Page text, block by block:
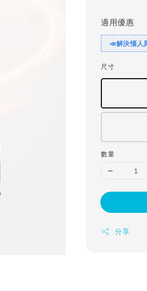
適用優惠
📣解決惱人
尺寸
數量
分享